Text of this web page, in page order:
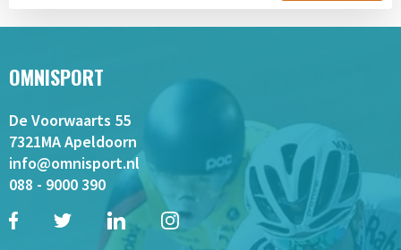
OMNISPORT
De Voorwaarts 55
7321MA Apeldoorn
info@omnisport.nl
088 - 9000 390